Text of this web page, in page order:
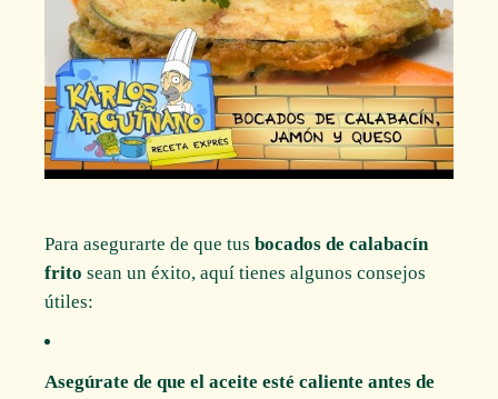
Para asegurarte de que tusbocados de calabacín
frito sean un éxito, aquí tienes algunos consejos
útiles:
Asegúrate de que el aceite esté caliente antes de